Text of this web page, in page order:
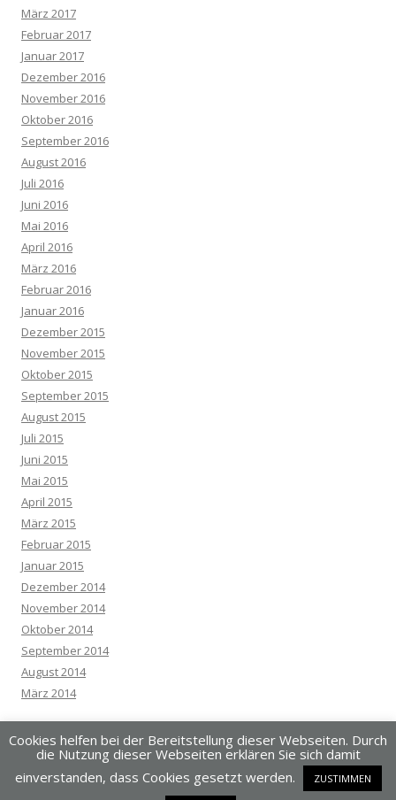
März 2017
Februar 2017
Januar 2017
Dezember 2016
November 2016
Oktober 2016
September 2016
August 2016
Juli 2016
Juni 2016
Mai 2016
April 2016
März 2016
Februar 2016
Januar 2016
Dezember 2015
November 2015
Oktober 2015
September 2015
August 2015
Juli 2015
Juni 2015
Mai 2015
April 2015
März 2015
Februar 2015
Januar 2015
Dezember 2014
November 2014
Oktober 2014
September 2014
August 2014
März 2014
Cookies helfen bei der Bereitstellung dieser Webseiten. Durch
die Nutzung dieser Webseiten erklären Sie sich damit
einverstanden, dass Cookies gesetzt werden.
ZUSTIMMEN